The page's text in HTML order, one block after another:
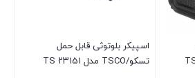
اسپیکر بلوتوثی قابل حمل
تسکو/TSCO مدل TS ۲۳۱۵۱